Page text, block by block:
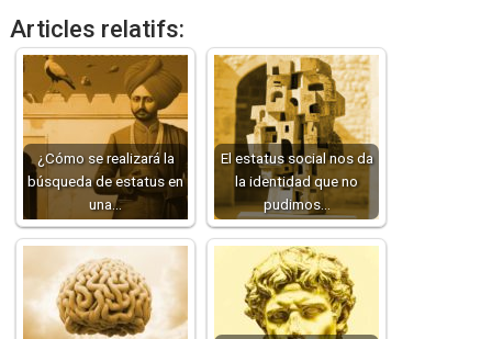
Articles relatifs:
¿Cómo se realizará la
búsqueda de estatus en
una…
El estatus social nos da
la identidad que no
pudimos…